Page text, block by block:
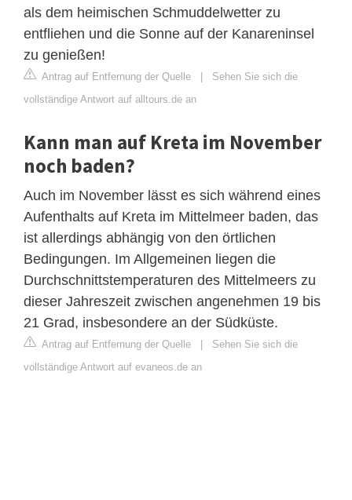
als dem heimischen Schmuddelwetter zu
entfliehen und die Sonne auf der Kanareninsel
zu genießen!
Antrag auf Entfernung der Quelle | Sehen Sie sich die
vollständige Antwort auf alltours.de an
Kann man auf Kreta im November
noch baden?
Auch im November lässt es sich während eines
Aufenthalts auf Kreta im Mittelmeer baden, das
ist allerdings abhängig von den örtlichen
Bedingungen. Im Allgemeinen liegen die
Durchschnittstemperaturen des Mittelmeers zu
dieser Jahreszeit zwischen angenehmen 19 bis
21 Grad, insbesondere an der Südküste.
Antrag auf Entfernung der Quelle | Sehen Sie sich die
vollständige Antwort auf evaneos.de an